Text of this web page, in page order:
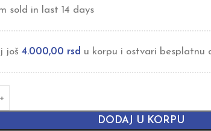
sold in last 14 days
još 4.000,00 rsd u korpu i ostvari besplatnu
DODAJ U KORPU